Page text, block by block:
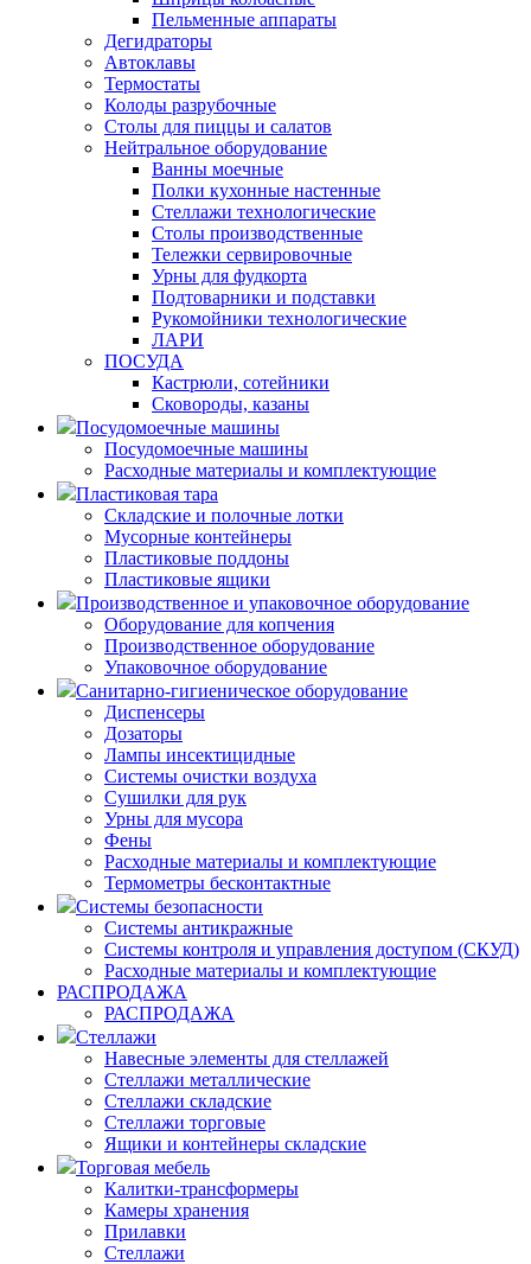
Пельменные аппараты
Дегидраторы
Автоклавы
Термостаты
Колоды разрубочные
Столы для пиццы и салатов
Нейтральное оборудование
Ванны моечные
Полки кухонные настенные
Стеллажи технологические
Столы производственные
Тележки сервировочные
Урны для фудкорта
Подтоварники и подставки
Рукомойники технологические
ЛАРИ
ПОСУДА
Кастрюли, сотейники
Сковороды, казаны
Посудомоечные машины
Посудомоечные машины
Расходные материалы и комплектующие
Пластиковая тара
Складские и полочные лотки
Мусорные контейнеры
Пластиковые поддоны
Пластиковые ящики
Производственное и упаковочное оборудование
Оборудование для копчения
Производственное оборудование
Упаковочное оборудование
Санитарно-гигиеническое оборудование
Диспенсеры
Дозаторы
Лампы инсектицидные
Системы очистки воздуха
Сушилки для рук
Урны для мусора
Фены
Расходные материалы и комплектующие
Термометры бесконтактные
Системы безопасности
Системы антикражные
Системы контроля и управления доступом (СКУД)
Расходные материалы и комплектующие
РАСПРОДАЖА
РАСПРОДАЖА
Стеллажи
Навесные элементы для стеллажей
Стеллажи металлические
Стеллажи складские
Стеллажи торговые
Ящики и контейнеры складские
Торговая мебель
Калитки-трансформеры
Камеры хранения
Прилавки
Стеллажи